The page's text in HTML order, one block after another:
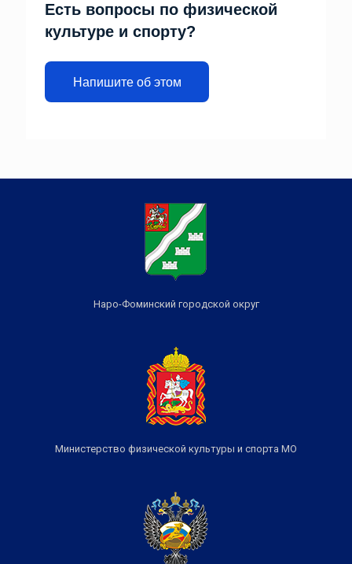
Есть вопросы по физической
культуре и спорту?
Напишите об этом
Наро-Фоминский городской округ
Министерство физической культуры и спорта МО